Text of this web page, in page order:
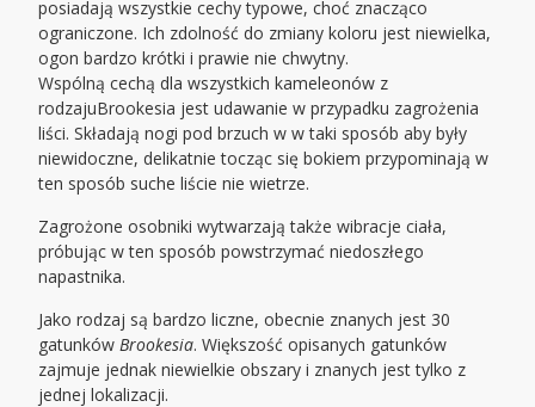
posiadają wszystkie cechy typowe, choć znacząco
ograniczone. Ich zdolność do zmiany koloru jest niewielka,
ogon bardzo krótki i prawie nie chwytny.
Wspólną cechą dla wszystkich kameleonów z
rodzajuBrookesia jest udawanie w przypadku zagrożenia
liści. Składają nogi pod brzuch w w taki sposób aby były
niewidoczne, delikatnie tocząc się bokiem przypominają w
ten sposób suche liście nie wietrze.
Zagrożone osobniki wytwarzają także wibracje ciała,
próbując w ten sposób powstrzymać niedoszłego
napastnika.
Jako rodzaj są bardzo liczne, obecnie znanych jest 30
gatunkówBrookesia. Większość opisanych gatunków
zajmuje jednak niewielkie obszary i znanych jest tylko z
jednej lokalizacji.